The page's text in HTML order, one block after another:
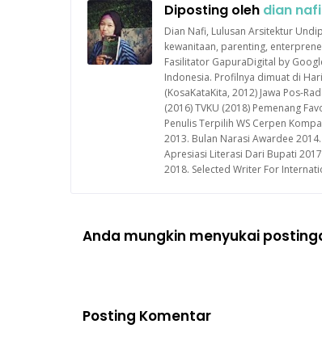
Diposting oleh dian nafi
Dian Nafi, Lulusan Arsitektur
kewanitaan, parenting,
Fasilitator GapuraDigital by
Indonesia. Profilnya dimuat di
(KosaKataKita, 2012) Jawa Pos-
(2016) TVKU (2018) Pemenang
Penulis Terpilih WS Cerpen
2013. Bulan Narasi Awardee
Apresiasi Literasi Dari Bupati
2018. Selected Writer For
Anda mungkin menyukai
Posting Komentar